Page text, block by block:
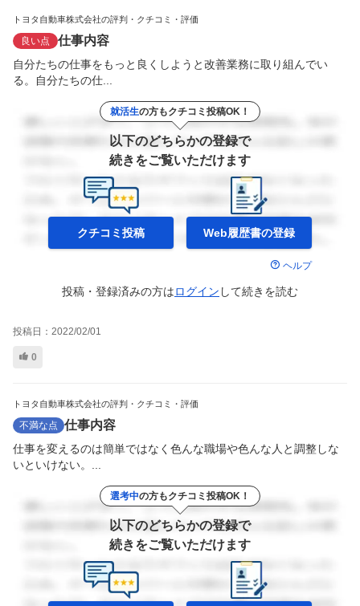
トヨタ自動車株式会社の評判・クチコミ・評価
良い点 仕事内容
自分たちの仕事をもっと良くしようと改善業務に取り組んでい
る。自分たちの仕...
就活生の方もクチコミ投稿OK！
以下のどちらかの登録で
続きをご覧いただけます
クチコミ投稿 Web履歴書の登録
ヘルプ
投稿・登録済みの方はログイン して続きを読む
投稿日： 2022/02/01
0
トヨタ自動車株式会社の評判・クチコミ・評価
不満な点 仕事内容
仕事を変えるのは簡単ではなく色んな職場や色んな人と調整しな
いといけない。...
選考中の方もクチコミ投稿OK！
以下のどちらかの登録で
続きをご覧いただけます